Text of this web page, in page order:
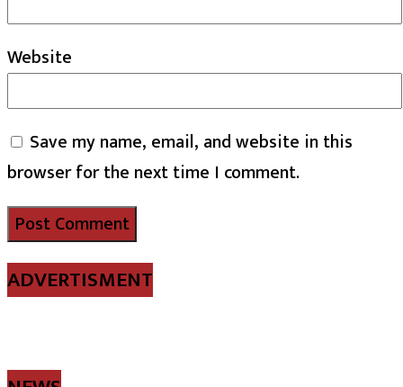
Website
Save my name, email, and website in this
browser for the next time I comment.
ADVERTISMENT